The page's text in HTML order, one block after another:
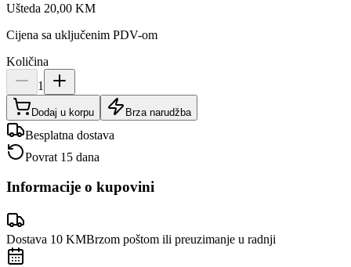
Ušteda 20,00 KM
Cijena sa uključenim PDV-om
Količina
1
Dodaj u korpu Brza narudžba
Besplatna dostava
Povrat 15 dana
Informacije o kupovini
Dostava 10 KMBrzom poštom ili preuzimanje u radnji